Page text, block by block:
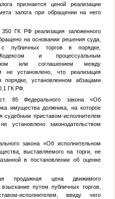
признается ценой реализации
залога при обращении на него
ГК РФ реализация заложенного
на основании решения суда,
публичных торгов в порядке,
и процессуальным
или соглашением между
не установлено, что реализация
порядке, установленном абзацами
ГК РФ.
85 Федерального закона «Об
имущества должника, на которое
судебным приставом-исполнителем
законодательством
закона «Об исполнительном
выставляемого на торги, не
в постановлении об оценке
продажная цена движимого
путем публичных торгов,
исполнителем, ввиду чего